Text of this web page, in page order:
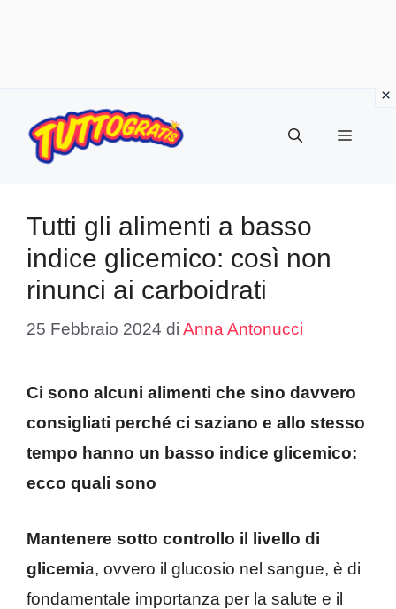
contenuto
Menu
Tutti gli alimenti a basso
indice glicemico: così non
rinunci ai carboidrati
25 Febbraio 2024 di Anna Antonucci
Ci sono alcuni alimenti che sino davvero
consigliati perché ci saziano e allo stesso
tempo hanno un basso indice glicemico:
ecco quali sono
Mantenere sotto controllo il livello di
glicemia, ovvero il glucosio nel sangue, è di
fondamentale importanza per la salute e il